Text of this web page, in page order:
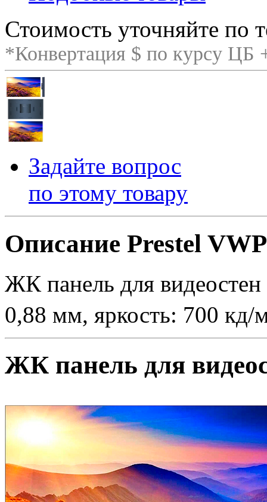
Стоимость уточняйте по
*Конвертация $ по курсу ЦБ
Задайте вопрос
по этому товару
Описание Prestel
ЖК панель для
0,88 мм, яркость: 700 кд/
ЖК панель для